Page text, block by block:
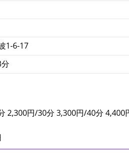
1-6-17
2,300円/30分 3,300円/40分 4,400